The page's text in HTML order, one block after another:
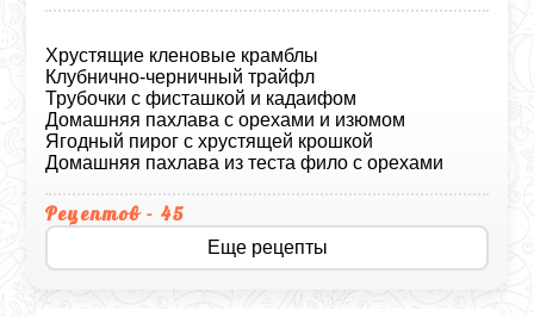
Хрустящие кленовые крамблы
Клубнично-черничный трайфл
Трубочки с фисташкой и кадаифом
Домашняя пахлава с орехами и изюмом
Ягодный пирог с хрустящей крошкой
Домашняя пахлава из теста фило с орехами
Рецептов - 45
Еще рецепты